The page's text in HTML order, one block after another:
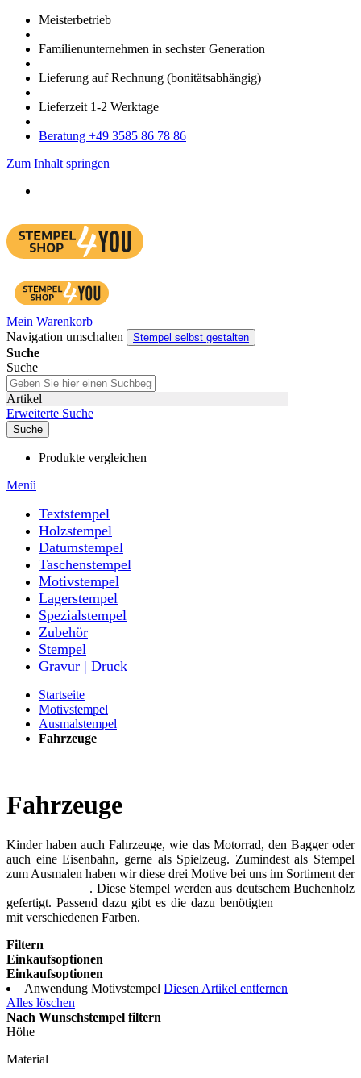
Meister­betrieb
Familien­unter­nehmen in sechster Gene­ration
Lieferung auf Rech­nung (bonitätsabhängig)
Liefer­zeit 1-2 Werk­tage
Bera­tung +49 3585 86 78 86
Zum Inhalt springen
Mein Warenkorb
Navigation umschalten
Stempel selbst gestalten
Suche
Suche
Artikel
Erweiterte Suche
Suche
Produkte vergleichen
Menü
Textstempel
Holzstempel
Datumstempel
Taschenstempel
Motivstempel
Lagerstempel
Spezialstempel
Zubehör
Stempel
Gravur | Druck
Startseite
Motivstempel
Ausmalstempel
Fahrzeuge
Fahrzeuge
Kinder haben auch Fahrzeuge, wie das Motorrad, den Bagger oder
auch eine Eisenbahn, gerne als Spielzeug. Zumindest als Stempel
zum Ausmalen haben wir diese drei Motive bei uns im Sortiment der
. Diese Stempel werden aus deutschem Buchenholz
gefertigt. Passend dazu gibt es die dazu benötigten
mit verschiedenen Farben.
Filtern
Einkaufsoptionen
Einkaufsoptionen
Anwendung Motivstempel Diesen Artikel entfernen
Alles löschen
Nach Wunschstempel filtern
Höhe
Material